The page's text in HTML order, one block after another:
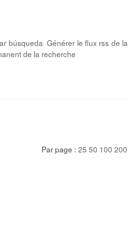
búsqueda Générer le flux rss de la
de la recherche
Par page : 25 50 100 200